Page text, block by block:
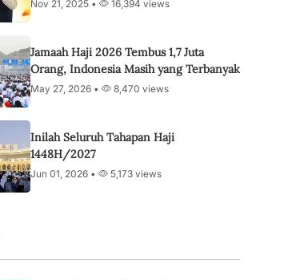
Nov 21, 2025 • 16,394 views
Jamaah Haji 2026 Tembus 1,7 Juta
Orang, Indonesia Masih yang Terbanyak
May 27, 2026 • 8,470 views
Inilah Seluruh Tahapan Haji
1448H/2027
Jun 01, 2026 • 5,173 views